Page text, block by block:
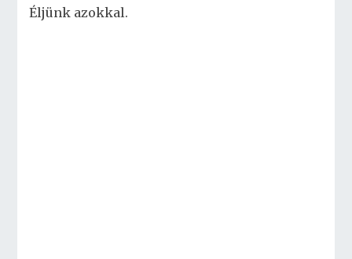
Éljünk azokkal.